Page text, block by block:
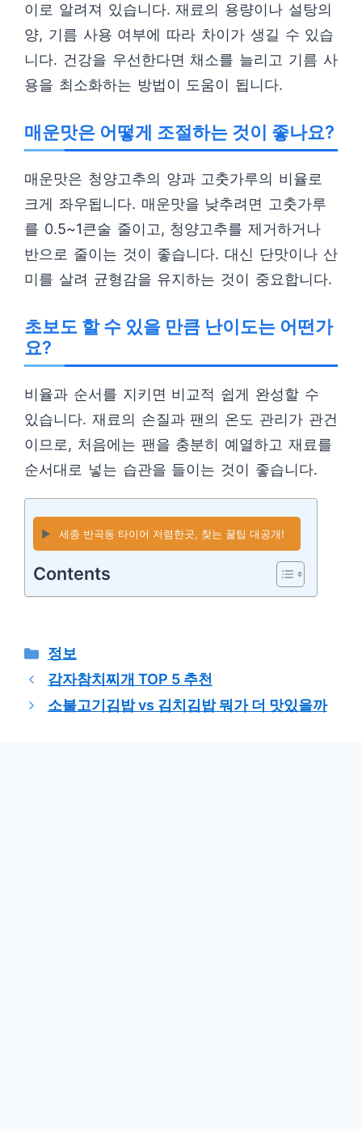
이로 알려져 있습니다. 재료의 용량이나 설탕의
양, 기름 사용 여부에 따라 차이가 생길 수 있습
니다. 건강을 우선한다면 채소를 늘리고 기름 사
용을 최소화하는 방법이 도움이 됩니다.
매운맛은 어떻게 조절하는 것이 좋나요?
매운맛은 청양고추의 양과 고춧가루의 비율로
크게 좌우됩니다. 매운맛을 낮추려면 고춧가루
를 0.5~1큰술 줄이고, 청양고추를 제거하거나
반으로 줄이는 것이 좋습니다. 대신 단맛이나 산
미를 살려 균형감을 유지하는 것이 중요합니다.
초보도 할 수 있을 만큼 난이도는 어떤가
요?
비율과 순서를 지키면 비교적 쉽게 완성할 수
있습니다. 재료의 손질과 팬의 온도 관리가 관건
이므로, 처음에는 팬을 충분히 예열하고 재료를
순서대로 넣는 습관을 들이는 것이 좋습니다.
▶️ 세종 반곡동 타이어 저렴한곳, 찾는 꿀팁 대공개!
Contents
카
테
고
리
정보
감자참치찌개 TOP 5 추천
소불고기김밥 vs 김치김밥 뭐가 더 맛있을까